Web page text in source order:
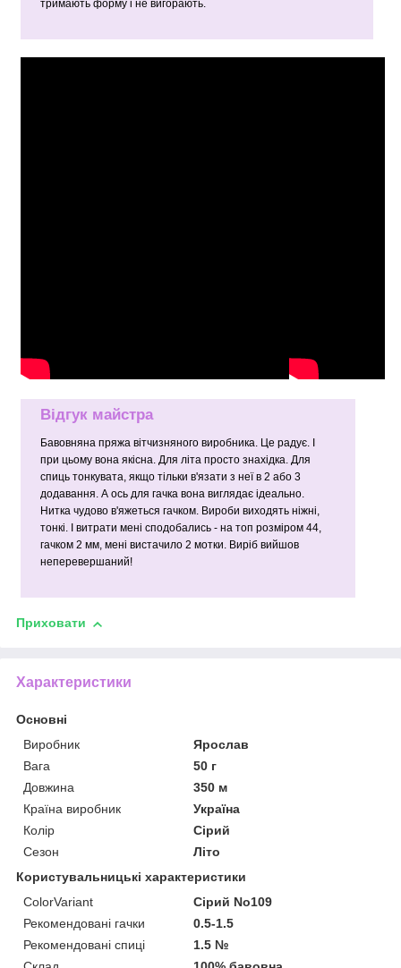
тримають форму і не вигорають.
Відгук майстра
Бавовняна пряжа вітчизняного виробника. Це радує. І
при цьому вона якісна. Для літа просто знахідка. Для
спиць тонкувата, якщо тільки в'язати з неї в 2 або 3
додавання. А ось для гачка вона виглядає ідеально.
Нитка чудово в'яжеться гачком. Вироби виходять ніжні,
тонкі. І витрати мені сподобались - на топ розміром 44,
гачком 2 мм, мені вистачило 2 мотки. Виріб вийшов
неперевершаний!
Приховати
Характеристики
Основні
Виробник
Ярослав
Вага
50 г
Довжина
350 м
Країна виробник
Україна
Колір
Сірий
Сезон
Літо
Користувальницькі характеристики
ColorVariant
Сірий No109
Рекомендовані гачки
0.5-1.5
Рекомендовані спиці
1.5 №